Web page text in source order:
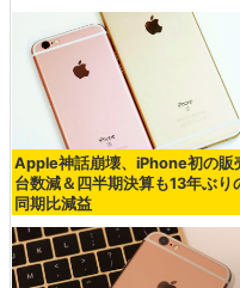
Apple神話崩壊、iPhone初の販
台数減＆四半期決算も13年ぶり
同期比減益